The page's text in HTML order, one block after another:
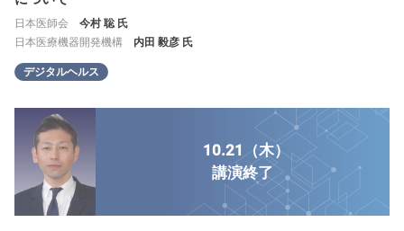
日本医師会 今村 聡 氏
日本医療機器開発機構 内田 毅彦 氏
デジタルヘルス
10.21（木）
講演終了